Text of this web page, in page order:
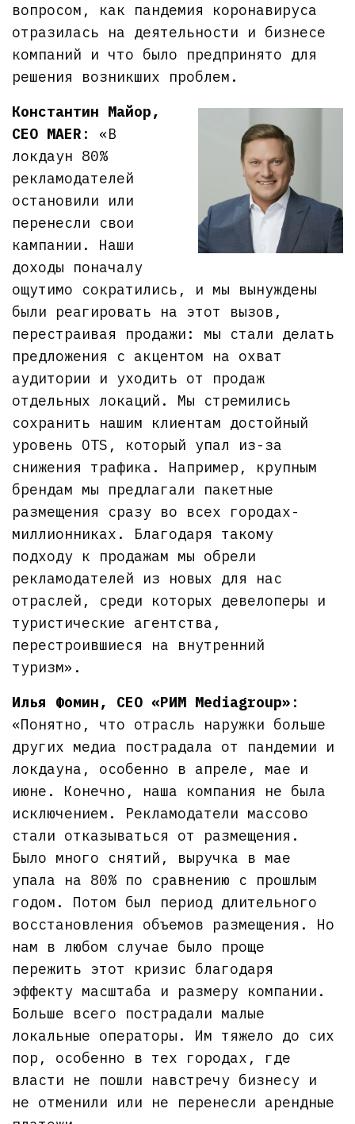
вопросом, как пандемия коронавируса
отразилась на деятельности и бизнесе
компаний и что было предпринято для
решения возникших проблем.
Константин Майор,
CEO MAER : «В
локдаун 80%
рекламодателей
остановили или
перенесли свои
кампании. Наши
доходы поначалу
ощутимо сократились, и мы вынуждены
были реагировать на этот вызов,
перестраивая продажи: мы стали делать
предложения с акцентом на охват
аудитории и уходить от продаж
отдельных локаций. Мы стремились
сохранить нашим клиентам достойный
уровень OTS, который упал из-за
снижения трафика. Например, крупным
брендам мы предлагали пакетные
размещения сразу во всех городах-
миллионниках. Благодаря такому
подходу к продажам мы обрели
рекламодателей из новых для нас
отраслей, среди которых девелоперы и
туристические агентства,
перестроившиеся на внутренний
туризм».
Илья Фомин, CEO «РИМ Mediagroup» :
«Понятно, что отрасль наружки больше
других медиа пострадала от пандемии и
локдауна, особенно в апреле, мае и
июне. Конечно, наша компания не была
исключением. Рекламодатели массово
стали отказываться от размещения.
Было много снятий, выручка в мае
упала на 80% по сравнению с прошлым
годом. Потом был период длительного
восстановления объемов размещения. Но
нам в любом случае было проще
пережить этот кризис благодаря
эффекту масштаба и размеру компании.
Больше всего пострадали малые
локальные операторы. Им тяжело до сих
пор, особенно в тех городах, где
власти не пошли навстречу бизнесу и
не отменили или не перенесли арендные